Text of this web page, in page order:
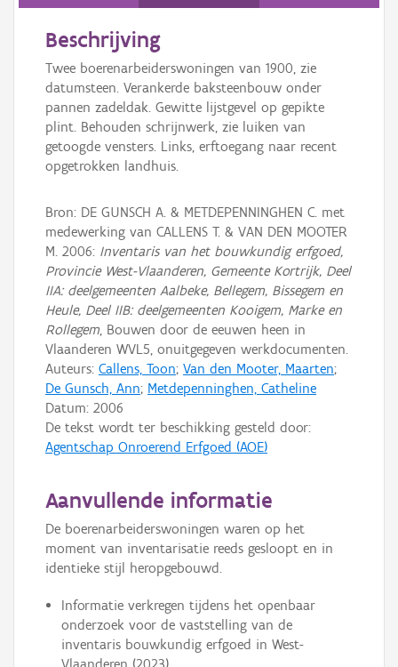
Beschrijving
Twee boerenarbeiderswoningen van 1900, zie
datumsteen. Verankerde baksteenbouw onder
pannen zadeldak. Gewitte lijstgevel op gepikte
plint. Behouden schrijnwerk, zie luiken van
getoogde vensters. Links, erftoegang naar recent
opgetrokken landhuis.
Bron: DE GUNSCH A. & METDEPENNINGHEN C. met
medewerking van CALLENS T. & VAN DEN MOOTER
M. 2006: Inventaris van het bouwkundig erfgoed,
Provincie West-Vlaanderen, Gemeente Kortrijk, Deel
IIA: deelgemeenten Aalbeke, Bellegem, Bissegem en
Heule, Deel IIB: deelgemeenten Kooigem, Marke en
Rollegem, Bouwen door de eeuwen heen in
Vlaanderen WVL5, onuitgegeven werkdocumenten.
Auteurs: Callens, Toon; Van den Mooter, Maarten;
De Gunsch, Ann; Metdepenninghen, Catheline
Datum: 2006
De tekst wordt ter beschikking gesteld door:
Agentschap Onroerend Erfgoed (AOE)
Aanvullende informatie
De boerenarbeiderswoningen waren op het
moment van inventarisatie reeds gesloopt en in
identieke stijl heropgebouwd.
Informatie verkregen tijdens het openbaar
onderzoek voor de vaststelling van de
inventaris bouwkundig erfgoed in West-